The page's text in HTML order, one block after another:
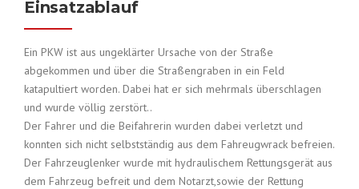
Einsatzablauf
Ein PKW ist aus ungeklärter Ursache von der Straße
abgekommen und über die Straßengraben in ein Feld
katapultiert worden. Dabei hat er sich mehrmals überschlagen
und wurde völlig zerstört..
Der Fahrer und die Beifahrerin wurden dabei verletzt und
konnten sich nicht selbstständig aus dem Fahreugwrack befreien.
Der Fahrzeuglenker wurde mit hydraulischem Rettungsgerät aus
dem Fahrzeug befreit und dem Notarzt,sowie der Rettung